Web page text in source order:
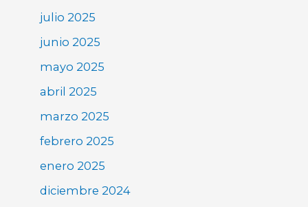
julio 2025
junio 2025
mayo 2025
abril 2025
marzo 2025
febrero 2025
enero 2025
diciembre 2024